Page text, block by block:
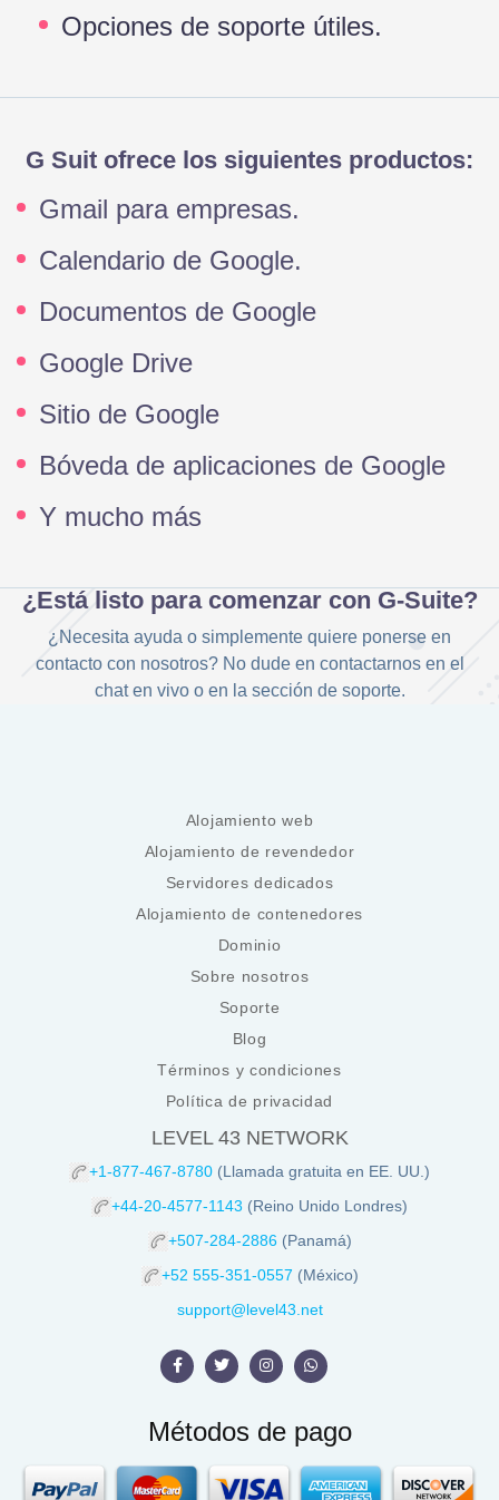
Opciones de soporte útiles.
G Suit ofrece los siguientes productos:
Gmail para empresas.
Calendario de Google.
Documentos de Google
Google Drive
Sitio de Google
Bóveda de aplicaciones de Google
Y mucho más
¿Está listo para comenzar con G-Suite?
¿Necesita ayuda o simplemente quiere ponerse en
contacto con nosotros? No dude en contactarnos en el
chat en vivo o en la sección de soporte.
Alojamiento web
Alojamiento de revendedor
Servidores dedicados
Alojamiento de contenedores
Dominio
Sobre nosotros
Soporte
Blog
Términos y condiciones
Política de privacidad
LEVEL 43 NETWORK
+1-877-467-8780 (Llamada gratuita en EE. UU.)
+44-20-4577-1143 (Reino Unido Londres)
+507-284-2886 (Panamá)
+52 555-351-0557 (México)
support@level43.net
Métodos de pago